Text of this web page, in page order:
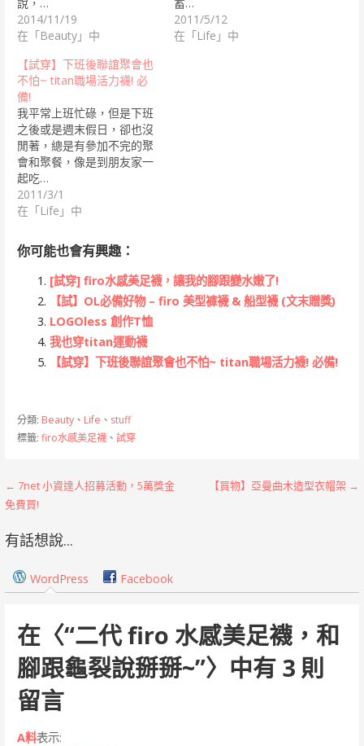
2014/11/19
在「Beauty」中
2011/5/12
在「Life」中
【試穿】下班後聯誼聚會也
不怕~ titan職場活力襪! 必
備!
我平常上班忙碌，但是下班
之後或是週末假日，卻也沒
閒著，總是有參加不完的聚
會和聚餐，像是到朋友家一
起吃…
2011/3/1
在「Life」中
你可能也會有興趣：
[試穿] firo水感美足襪，讓我的腳跟變水嫩了!
【試】OL必備好物 – firo 美型褲襪 & 船型襪 (文末贈獎)
LOGOless 創作T恤
我也穿titan運動襪
【試穿】下班後聯誼聚會也不怕~ titan職場活力襪! 必備!
分類: Beauty、 Life 、 stuff
標籤: firo水感美足襪、 試穿
文
章
導
覽
← 7net 小資達人招募活動，5萬獎金
免費買!
【買物】亞曼曲木造型衣帽架 →
有話想說...
WordPress Facebook
在〈“二代 firo 水感美足襪，和
腳跟龜裂說掰掰~”〉中有 3 則
留言
A料表示: